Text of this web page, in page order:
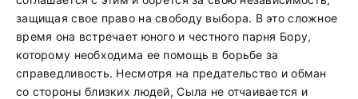
защищая свое право на свободу выбора. В это сложное
время она встречает юного и честного парня Бору,
которому необходима ее помощь в борьбе за
справедливость. Несмотря на предательство и обман
со стороны близких людей, Сыла не отчаивается и